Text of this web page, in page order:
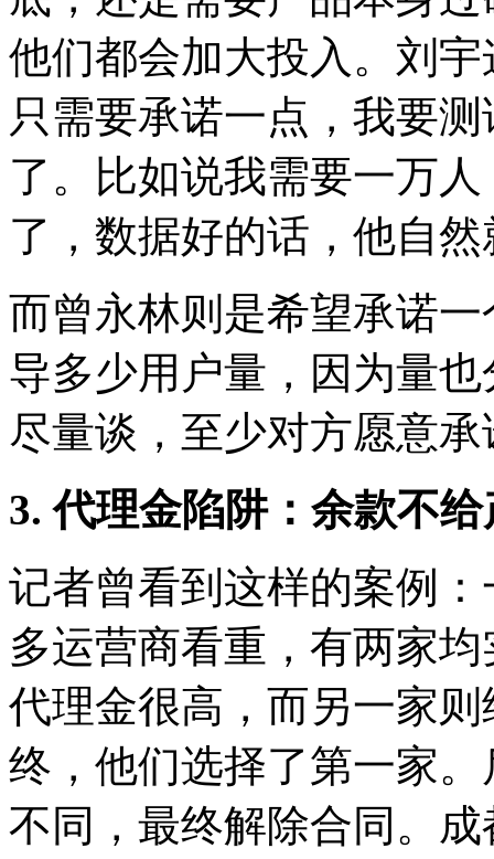
他们都会加大投入。刘
只需要承诺一点，我要
了。比如说我需要一万
了，数据好的话，他自
而曾永林则是希望承诺
导多少用户量，因为量
尽量谈，至少对方愿意
3. 代理金陷阱：余款不
记者曾看到这样的案例
多运营商看重，有两家
代理金很高，而另一家
终，他们选择了第一家
不同，最终解除合同。